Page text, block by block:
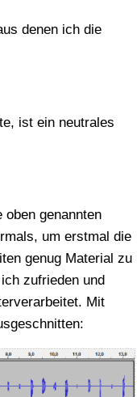
denen ich die
ist ein neutrales
genannten
um erstmal die
genug Material zu
zufrieden und
Mit